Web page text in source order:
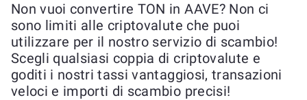
Non vuoi convertire TON in AAVE? Non ci
sono limiti alle criptovalute che puoi
utilizzare per il nostro servizio di scambio!
Scegli qualsiasi coppia di criptovalute e
goditi i nostri tassi vantaggiosi, transazioni
veloci e importi di scambio precisi!